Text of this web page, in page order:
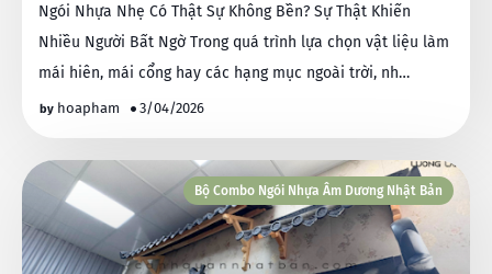
Ngói Nhựa Nhẹ Có Thật Sự Không Bền? Sự Thật Khiến
Nhiều Người Bất Ngờ Trong quá trình lựa chọn vật liệu làm
mái hiên, mái cổng hay các hạng mục ngoài trời, nh…
hoapham 3/04/2026
Bộ Combo Ngói Nhựa Âm Dương Nhật Bản